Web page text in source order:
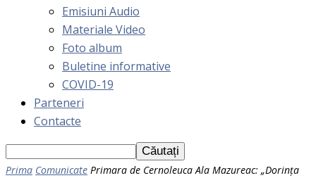
Emisiuni Audio
Materiale Video
Foto album
Buletine informative
COVID-19
Parteneri
Contacte
Prima Comunicate Primara de Cernoleuca Ala Mazureac: „Dorinţa